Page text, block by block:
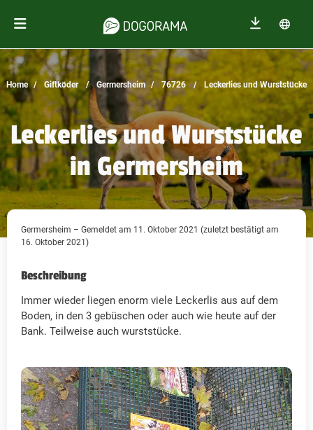
Home Giftköder Germersheim 76726 Leckerlies und Wurststücke
Leckerlies und Wurststücke
in Germersheim
Germersheim – Gemeldet am 11. Oktober 2021 (zuletzt bestätigt am
16. Oktober 2021)
Beschreibung
Immer wieder liegen enorm viele Leckerlis aus auf dem
Boden, in den 3 gebüschen oder auch wie heute auf der
Bank. Teilweise auch wurststücke.